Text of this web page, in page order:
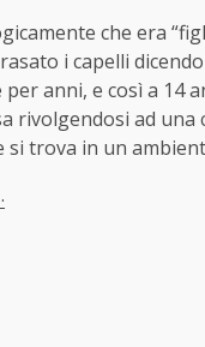
che era
i capelli
anni, e così a 14
rivolgendosi ad
si trova in un